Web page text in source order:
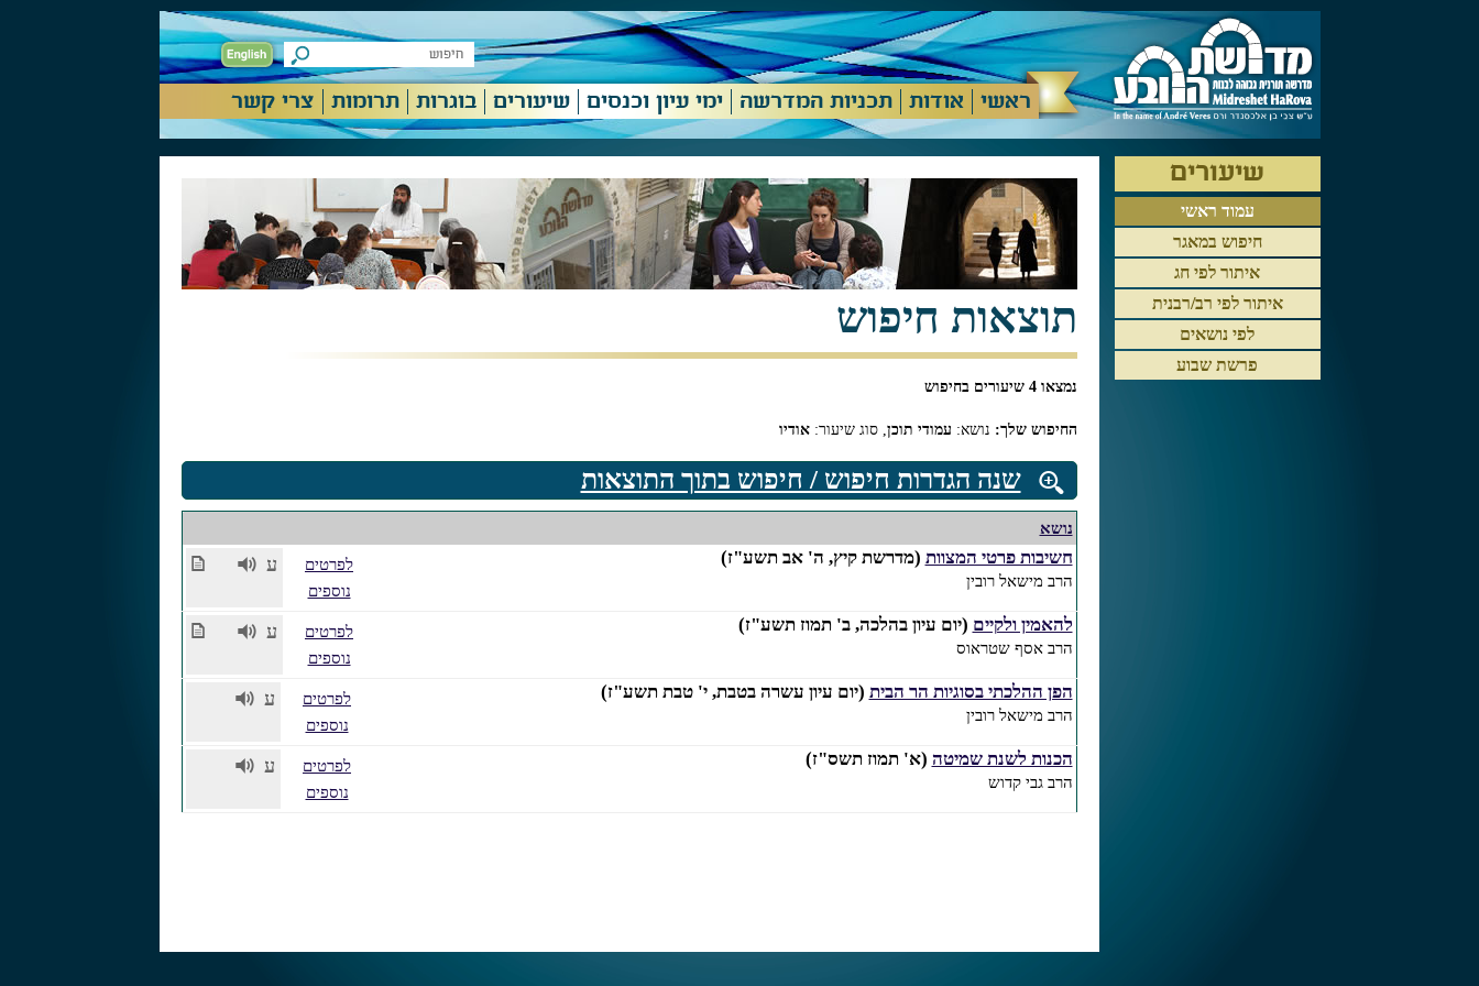
ראשי אודות תכניות המדרשה ימי עיון וכנסים שיעורים בוגרות תרומות צרי קשר
תוצאות חיפוש
נמצאו 4 שיעורים בחיפוש
החיפוש שלך: נושא: עמודי תוכן, סוג שיעור:אודיו
y שנה הגדרות חיפוש / חיפוש בתוך התוצאות
נושא
לפרטים
נוספים
ע 2
K חשיבות פרטי המצוות (מדרשת קיץ, ה' אב תשע"ז)
הרב מישאל רובין
לפרטים
נוספים
ע 2
K להאמין ולקיים (יום עיון בהלכה, ב' תמוז תשע"ז)
הרב אסף שטראוס
לפרטים
נוספים
ע 2 הפן ההלכתי בסוגיות הר הבית (יום עיון עשרה בטבת, י' טבת תשע"ז)
הרב מישאל רובין
לפרטים
נוספים
ע 2 הכנות לשנת שמיטה (א' תמוז תשס"ז)
הרב גבי קדוש
שיעורים
עמוד ראשי
חיפוש במאגר
איתור לפי חג
איתור לפי רב/רבנית
לפי נושאים
פרשת שבוע